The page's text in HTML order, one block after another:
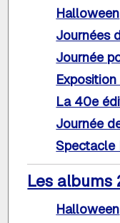
Halloween
Journées
Journée
La 40e
Journée
Spectacle
Les albums
Halloween